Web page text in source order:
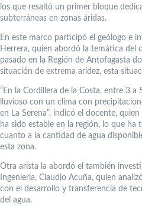
los que resaltó un primer bloque
subterráneas en zonas áridas.
En este marco participó el geólogo e
Herrera, quien abordó la temática del
pasado en la Región de Antofagasta
situación de extrema aridez, esta
“En la Cordillera de la Costa, entre 3
lluvioso con un clima con
en La Serena”, indicó el docente,
ha sido estable en la región, lo que ha
cuanto a la cantidad de agua
esta zona.
Otra arista la abordó el también
Ingeniería, Claudio Acuña, quien
con el desarrollo y transferencia de
del agua.